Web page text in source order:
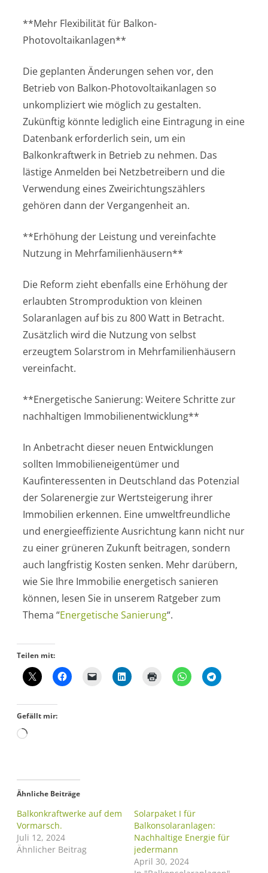
**Mehr Flexibilität für Balkon-
Photovoltaikanlagen**
Die geplanten Änderungen sehen vor, den
Betrieb von Balkon-Photovoltaikanlagen so
unkompliziert wie möglich zu gestalten.
Zukünftig könnte lediglich eine Eintragung in eine
Datenbank erforderlich sein, um ein
Balkonkraftwerk in Betrieb zu nehmen. Das
lästige Anmelden bei Netzbetreibern und die
Verwendung eines Zweirichtungszählers
gehören dann der Vergangenheit an.
**Erhöhung der Leistung und vereinfachte
Nutzung in Mehrfamilienhäusern**
Die Reform zieht ebenfalls eine Erhöhung der
erlaubten Stromproduktion von kleinen
Solaranlagen auf bis zu 800 Watt in Betracht.
Zusätzlich wird die Nutzung von selbst
erzeugtem Solarstrom in Mehrfamilienhäusern
vereinfacht.
**Energetische Sanierung: Weitere Schritte zur
nachhaltigen Immobilienentwicklung**
In Anbetracht dieser neuen Entwicklungen
sollten Immobilieneigentümer und
Kaufinteressenten in Deutschland das Potenzial
der Solarenergie zur Wertsteigerung ihrer
Immobilien erkennen. Eine umweltfreundliche
und energieeffiziente Ausrichtung kann nicht nur
zu einer grüneren Zukunft beitragen, sondern
auch langfristig Kosten senken. Mehr darübern,
wie Sie Ihre Immobilie energetisch sanieren
können, lesen Sie in unserem Ratgeber zum
Thema “Energetische Sanierung“.
Teilen mit:
Gefällt mir:
Ähnliche Beiträge
Balkonkraftwerke auf dem
Vormarsch.
Juli 12, 2024
Ähnlicher Beitrag
Solarpaket I für
Balkonsolaranlagen:
Nachhaltige Energie für
jedermann
April 30, 2024